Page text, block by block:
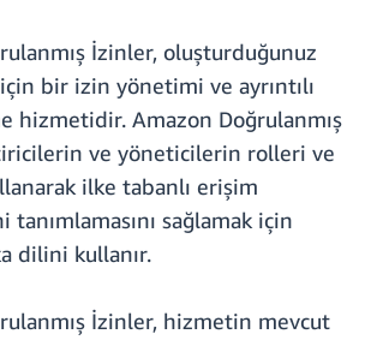
İzinler, oluşturduğunuz
bir izin yönetimi ve ayrıntılı
hizmetidir. Amazon Doğrulanmış
ve yöneticilerin rolleri ve
ilke tabanlı erişim
sağlamak için
dilini kullanır.
İzinler, hizmetin mevcut